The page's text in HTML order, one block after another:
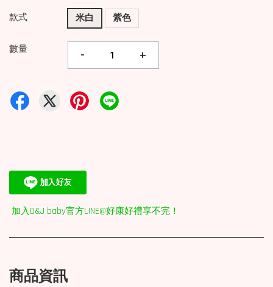
款式 米白 紫色
數量 - +
加入D&J baby官方LINE@好康好禮享不完！
商品資訊